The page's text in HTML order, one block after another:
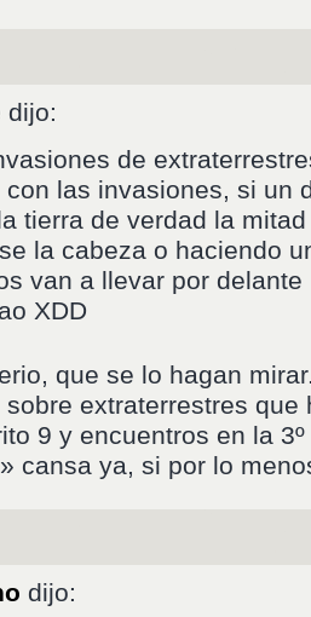
dijo:
de
con las invasiones, si un
tierra de verdad la
la cabeza o haciendo
van a llevar por
XDD
que se lo hagan
sobre extraterrestres
9 y encuentros en la
cansa ya, si por lo
dijo: